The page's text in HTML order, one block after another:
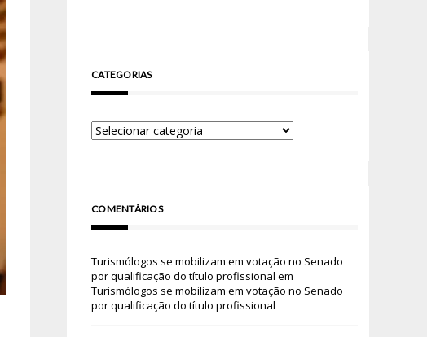
CATEGORIAS
COMENTÁRIOS
Turismólogos se mobilizam em votação no Senado
por qualificação do título profissional em
Turismólogos se mobilizam em votação no Senado
por qualificação do título profissional